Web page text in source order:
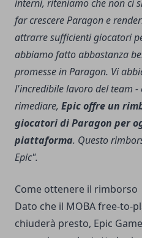
interni, riteniamo che non ci
far crescere Paragon e
attrarre sufficienti giocatori
abbiamo fatto abbastanza
promesse in Paragon. Vi
l'incredibile lavoro del team -
rimediare, Epic offre un
giocatori di Paragon per
piattaforma. Questo
Epic".
Come ottenere il rimborso
Dato che il MOBA free-to-
chiuderà presto, Epic